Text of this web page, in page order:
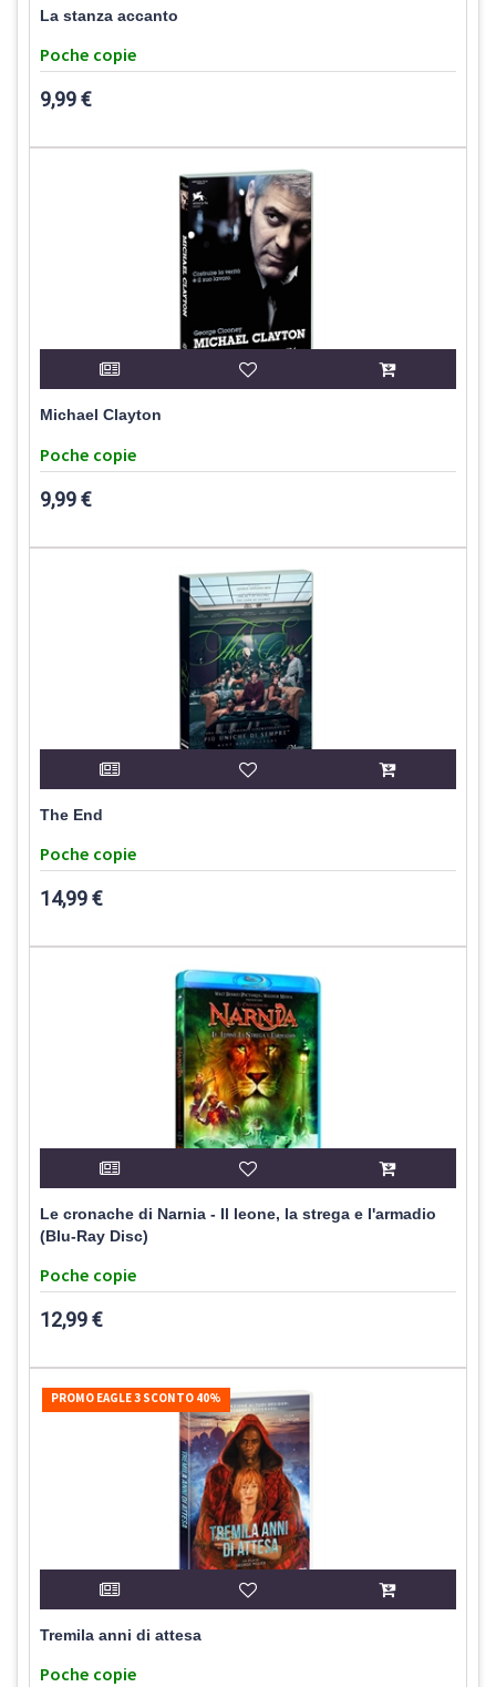
La stanza accanto
Poche copie
9,99 €
Michael Clayton
Poche copie
9,99 €
The End
Poche copie
14,99 €
Le cronache di Narnia - Il leone, la strega e l'armadio
(Blu-Ray Disc)
Poche copie
12,99 €
PROMO EAGLE 3 SCONTO 40%
Tremila anni di attesa
Poche copie